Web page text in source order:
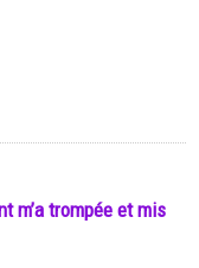
m’a trompée et mis